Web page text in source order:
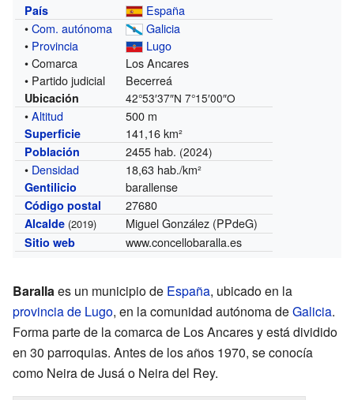
País
España
•Com. autónoma
Galicia
• Provincia
Lugo
• Comarca
Los Ancares
• Partido judicial
Becerreá
Ubicación 42°53′37″N 7°15′00″O
•Altitud 500 m
Superficie 141,16 km²
Población 2455 hab. (2024)
• Densidad 18,63 hab./km²
Gentilicio barallense
Código postal 27680
Alcalde (2019) Miguel González (PPdeG)
Sitio web www.concellobaralla.es
Barallaes un municipio de España, ubicado en la
provincia de Lugo, en la comunidad autónoma deGalicia.
Forma parte de la comarca de Los Ancares y está dividido
en 30 parroquias. Antes de los años 1970, se conocía
como Neira de Jusá o Neira del Rey.